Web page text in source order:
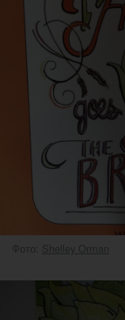
Фото: Shelley Orman